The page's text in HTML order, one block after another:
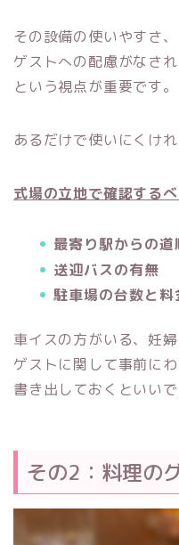
その設備の使いやすさ、
ゲストへの配慮がなさ
という視点が重要です。
あるだけで使いにくけれ
式場の立地で確認する
最寄り駅からの道
送迎バスの有無
駐車場の台数と料
車イスの方がいる、妊
ゲストに関して事前に
書き出しておくといい
その2：料理の